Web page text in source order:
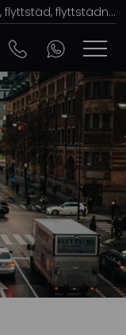
Bästa Städfirma i Stockholm, städhjälp, flyttstäd, flyttstädning i Stockholm, Städfirma 77